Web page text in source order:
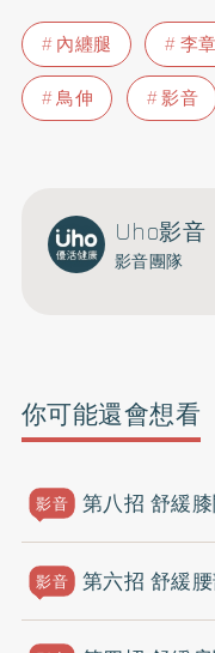
內纏腿 李
鳥伸
影音
Uho影音
影音團隊
你可能還會想看
影音 第八招 舒緩
影音 第六招 舒緩